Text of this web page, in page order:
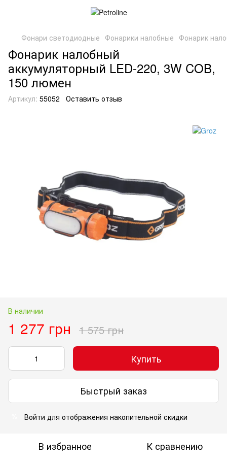
Фонари светодиодные Фонарики налобные Фонарик
Фонарик налобный
аккумуляторный LED-220, 3W COB,
150 люмен
Артикул: 55052 Оставить отзыв
В наличии
1 277 грн 1 575 грн
Купить
Быстрый заказ
Войти для отображения накопительной скидки
В избранное К сравнению